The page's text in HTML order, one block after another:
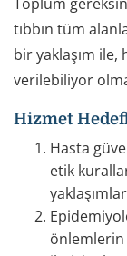
tıbbın tüm
bir yaklaşım ile,
verilebiliyor
Hizmet
Hasta
etik
önlemlerin